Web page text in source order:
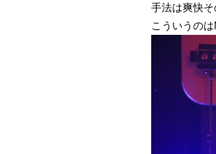
手法は爽快
こういうの